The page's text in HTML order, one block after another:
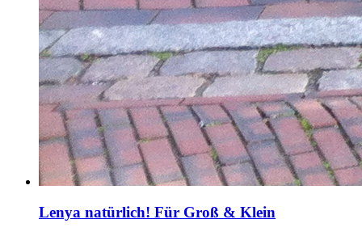
Lenya natürlich! Für Groß & Klein